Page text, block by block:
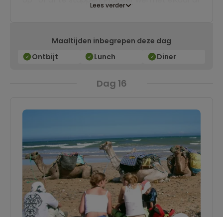
Lees verder
Maaltijden inbegrepen deze dag
Ontbijt
Lunch Diner
Dag 16